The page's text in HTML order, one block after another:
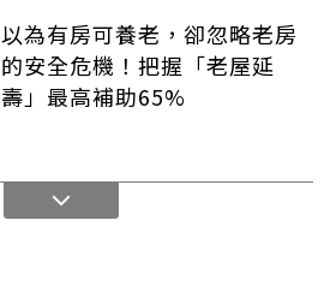
以為有房可養老，卻忽略老房
的安全危機！把握「老屋延
壽」最高補助65%